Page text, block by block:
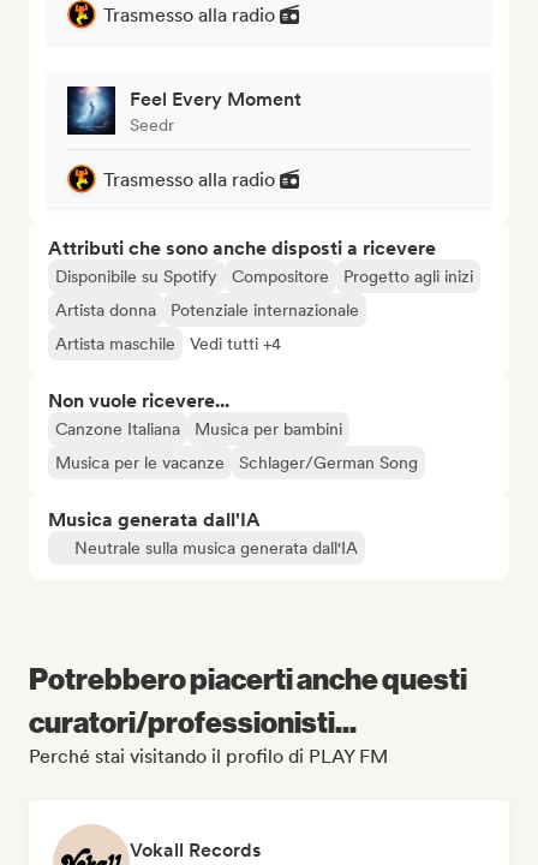
Trasmesso alla radio
Feel Every Moment
Seedr
Trasmesso alla radio
Attributi che sono anche disposti a ricevere
Disponibile su Spotify Compositore
Progetto agli inizi
Artista donna
Potenziale internazionale
Artista maschile
Vedi tutti +4
Non vuole ricevere...
Canzone Italiana
Musica per bambini
Musica per le vacanze
Schlager/German Song
Musica generata dall'IA
Neutrale sulla musica generata dall'IA
Potrebbero piacerti anche questi
curatori/professionisti...
Perché stai visitando il profilo di PLAY FM
Vokall Records